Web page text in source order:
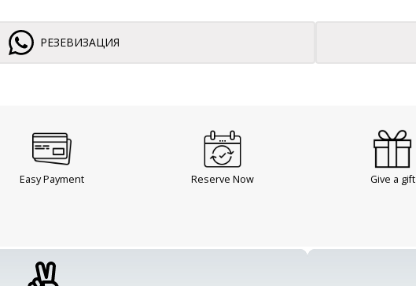
РЕЗЕВИЗАЦИЯ
Easy Payment Reserve Now Give a gift